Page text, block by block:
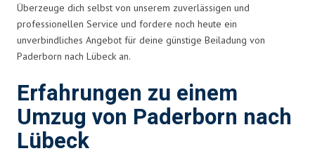
Überzeuge dich selbst von unserem zuverlässigen und
professionellen Service und fordere noch heute ein
unverbindliches Angebot für deine günstige Beiladung von
Paderborn nach Lübeck an.
Erfahrungen zu einem
Umzug von Paderborn nach
Lübeck